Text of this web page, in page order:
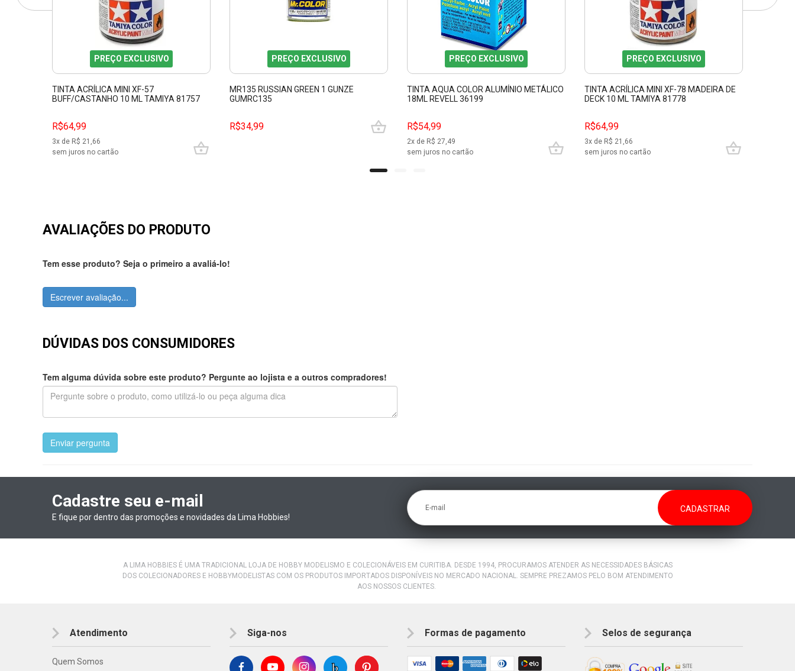
PREÇO EXCLUSIVO
TINTA ACRÍLICA MINI XF-57
BUFF/CASTANHO 10 ML TAMIYA 81757
R$64,99
3x de R$ 21,66
sem juros no cartão
PREÇO EXCLUSIVO
MR135 RUSSIAN GREEN 1 GUNZE
GUMRC135
R$34,99
PREÇO EXCLUSIVO
TINTA AQUA COLOR ALUMÍNIO METÁLICO
18ML REVELL 36199
R$54,99
2x de R$ 27,49
sem juros no cartão
PREÇO EXCLUSIVO
TINTA ACRÍLICA MINI XF-78 MADEIRA DE
DECK 10 ML TAMIYA 81778
R$64,99
3x de R$ 21,66
sem juros no cartão
AVALIAÇÕES DO PRODUTO
Tem esse produto? Seja o primeiro a avaliá-lo!
Escrever avaliação...
DÚVIDAS DOS CONSUMIDORES
Tem alguma dúvida sobre este produto? Pergunte ao lojista e a outros compradores!
Enviar pergunta
Cadastre seu e-mail
E fique por dentro das promoções e novidades da Lima Hobbies!
E-mail
A LIMA HOBBIES É UMA TRADICIONAL LOJA DE HOBBY MODELISMO E COLECIONÁVEIS EM CURITIBA. DESDE 1994, PROCURAMOS ATENDER AS NECESSIDADES BÁSICAS
DOS COLECIONADORES E HOBBYMODELISTAS COM OS PRODUTOS IMPORTADOS DISPONÍVEIS NO MERCADO NACIONAL. SEMPRE PREZAMOS PELO BOM ATENDIMENTO
AOS NOSSOS CLIENTES.
Atendimento
Quem Somos
Siga-nos Formas de pagamento Selos de segurança